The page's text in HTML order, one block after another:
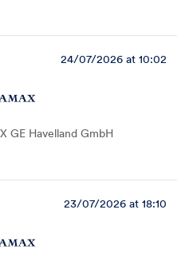
24/07/2026 at 10:02
GE Havelland GmbH
23/07/2026 at 18:10